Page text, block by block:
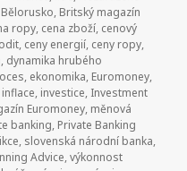
Bělorusko, Britský magazín
ropy, cena zboží, cenový
, ceny energií, ceny ropy,
, dynamika hrubého
, ekonomika, Euromoney,
inflace, investice, Investment
Euromoney, měnová
banking, Private Banking
, slovenská národní banka,
Advice,výkonnost